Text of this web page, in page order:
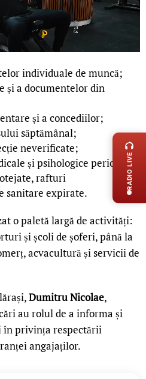
individuale de muncă;
și a documentelor din
și a concediilor;
săptămânal;
neverificate;
și psihologice periodice;
rafturi
sanitare expirate.
o paletă largă de activități:
și școli de șoferi, până la
acvacultură și servicii de
Dumitru Nicolae,
au rolul de a informa și
în privința respectării
angajaților.
RADIO LIVE